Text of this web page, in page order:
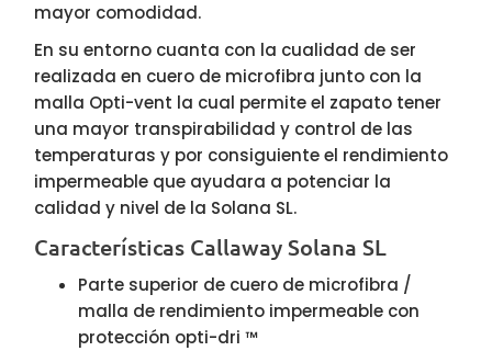
mayor comodidad.
En su entorno cuanta con la cualidad de ser
realizada en cuero de microfibra junto con la
malla Opti-vent la cual permite el zapato tener
una mayor transpirabilidad y control de las
temperaturas y por consiguiente el rendimiento
impermeable que ayudara a potenciar la
calidad y nivel de la Solana SL.
Características Callaway Solana SL
Parte superior de cuero de microfibra /
malla de rendimiento impermeable con
protección opti-dri ™